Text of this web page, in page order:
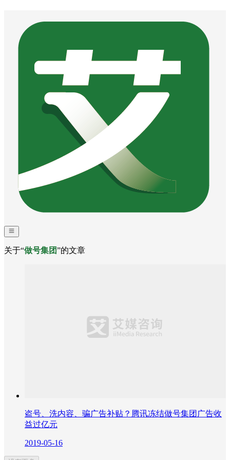
关于“做号集团”的文章
盗号、洗内容、骗广告补贴？腾讯冻结做号集团广告收
益过亿元
2019-05-16